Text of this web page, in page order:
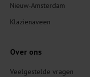
Nieuw-Amsterdam
Klazienaveen
Over ons
Veelgestelde vragen